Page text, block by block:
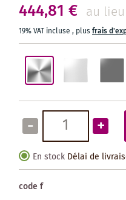
444,81 € au
19% VAT incluse , plusfrais
- +
En stock Délai de
code f